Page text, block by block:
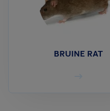
BRUINE RAT